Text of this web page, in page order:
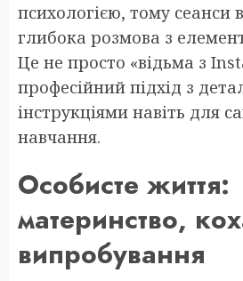
психологією, тому сеанси
глибока розмова з
Це не просто «відьма з
професійний підхід з
інструкціями навіть для
навчання.
Особисте життя:
материнство,
випробування